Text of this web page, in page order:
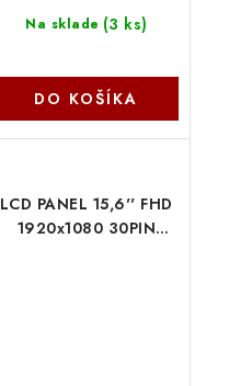
Na sklade (3 ks)
DO KOŠÍKA
LCD PANEL 15,6'' FHD
1920x1080 30PIN